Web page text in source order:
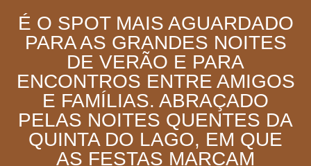
É O SPOT MAIS AGUARDADO
PARA AS GRANDES NOITES
DE VERÃO E PARA
ENCONTROS ENTRE AMIGOS
E FAMÍLIAS. ABRAÇADO
PELAS NOITES QUENTES DA
QUINTA DO LAGO, EM QUE
AS FESTAS MARCAM